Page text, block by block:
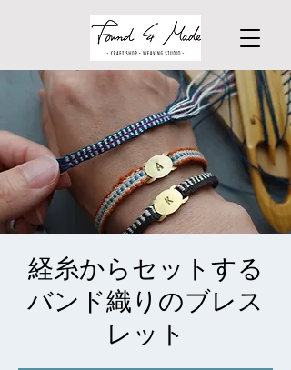
経糸からセットする
バンド織りのブレス
レット